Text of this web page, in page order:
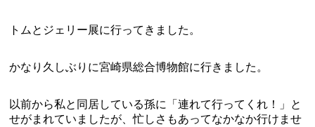
トムとジェリー展に行ってきました。
かなり久しぶりに宮崎県総合博物館に行きました。
以前から私と同居している孫に「連れて行ってくれ！」と
せがまれていましたが、忙しさもあってなかなか行けませ